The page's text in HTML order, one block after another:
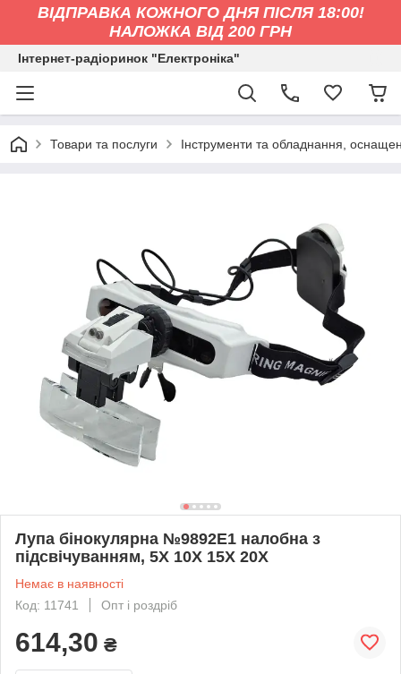
ВІДПРАВКА КОЖНОГО ДНЯ ПІСЛЯ 18:00!
НАЛОЖКА ВІД 200 ГРН
Інтернет-радіоринок "Електроніка"
Товари та послуги Інструменти та обладнання,
Лупа бінокулярна №9892E1 налобна з
підсвічуванням, 5Х 10Х 15Х 20Х
Немає в наявності
Код: 11741
Опт і роздріб
614,30 ₴